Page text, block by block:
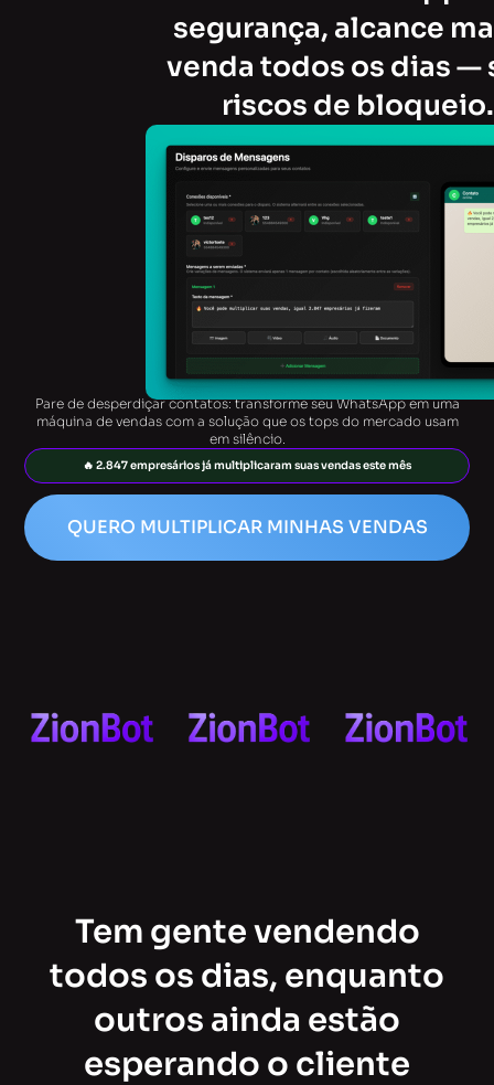
Pare de desperdiçar contatos: transforme seu WhatsApp em uma
máquina de vendas com a solução que os tops do mercado usam
em silêncio.
🔥 2.847 empresários já multiplicaram suas vendas este mês
QUERO MULTIPLICAR MINHAS VENDAS
segurança, alcance
venda todos os dias —
riscos de bloqueio.
Tem gente vendendo
todos os dias, enquanto
outros ainda estão
esperando o cliente